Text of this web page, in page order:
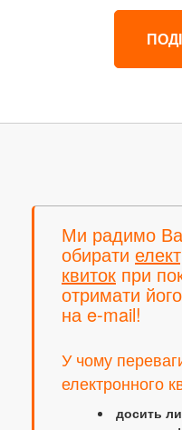
Ми радимо
обирати
квиток при
отримати
на e-mail!
У чому
електронного
досить